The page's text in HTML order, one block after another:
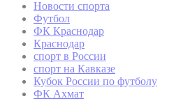
Новости спорта
Футбол
ФК Краснодар
Краснодар
спорт в России
спорт на Кавказе
Кубок России по футболу
ФК Ахмат